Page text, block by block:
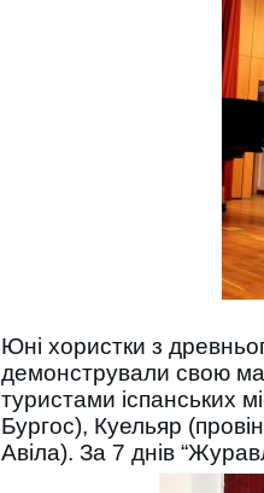
Юні хористки з
демонстрували свою
туристами іспанських
Бургос), Куельяр
Авіла). За 7 днів